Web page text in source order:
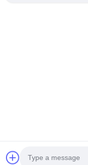
©2025- Shenzhen